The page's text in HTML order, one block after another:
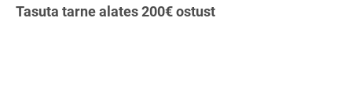
Tasuta tarne alates 200€ ostust